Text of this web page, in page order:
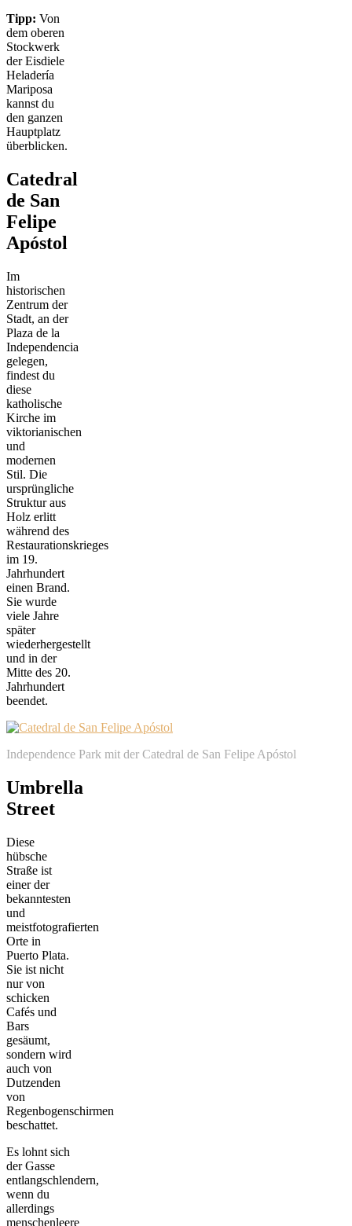
Tipp: Von
dem oberen
Stockwerk
der Eisdiele
Heladería
Mariposa
kannst du
den ganzen
Hauptplatz
überblicken.
Catedral
de San
Felipe
Apóstol
Im
historischen
Zentrum der
Stadt, an der
Plaza de la
Independencia
gelegen,
findest du
diese
katholische
Kirche im
viktorianischen
und
modernen
Stil. Die
ursprüngliche
Struktur aus
Holz erlitt
während des
Restaurationskrieges
im 19.
Jahrhundert
einen Brand.
Sie wurde
viele Jahre
später
wiederhergestellt
und in der
Mitte des 20.
Jahrhundert
beendet.
Independence Park mit der Catedral de San Felipe Apóstol
Umbrella
Street
Diese
hübsche
Straße ist
einer der
bekanntesten
und
meistfotografierten
Orte in
Puerto Plata.
Sie ist nicht
nur von
schicken
Cafés und
Bars
gesäumt,
sondern wird
auch von
Dutzenden
von
Regenbogenschirmen
beschattet.
Es lohnt sich
der Gasse
entlangschlendern,
wenn du
allerdings
menschenleere